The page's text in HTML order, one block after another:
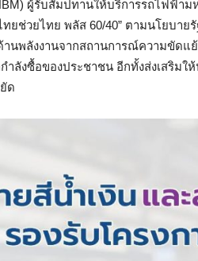
ผู้รับสัมปทานให้บริการรถไฟฟ้า
ทยช่วยไทย พลัส 60/40” ตามนโยบาย
นพลังงานจากสถานการณ์ความขัดแ
ำลังซื้อของประชาชน อีกทั้งส่งเสริม
ด